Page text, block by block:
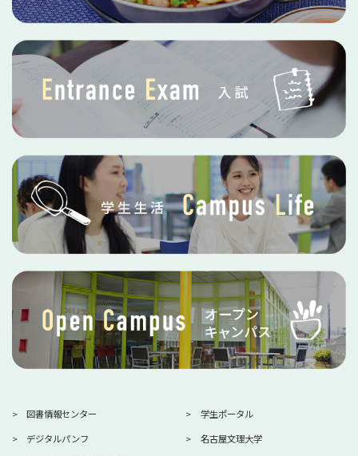
図書情報センター
学生ポータル
デジタルパンフ
名古屋文理大学